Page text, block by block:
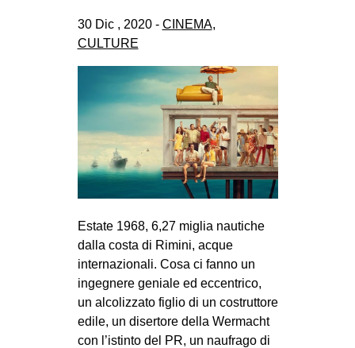
30 Dic , 2020 - CINEMA,
CULTURE
Estate 1968, 6,27 miglia nautiche
dalla costa di Rimini, acque
internazionali. Cosa ci fanno un
ingegnere geniale ed eccentrico,
un alcolizzato figlio di un costruttore
edile, un disertore della Wermacht
con l’istinto del PR, un naufrago di